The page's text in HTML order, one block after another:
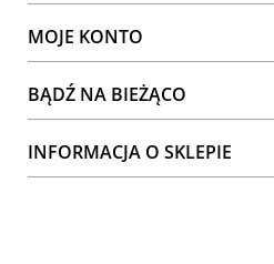
MOJE KONTO
BĄDŹ NA BIEŻĄCO
INFORMACJA O SKLEPIE